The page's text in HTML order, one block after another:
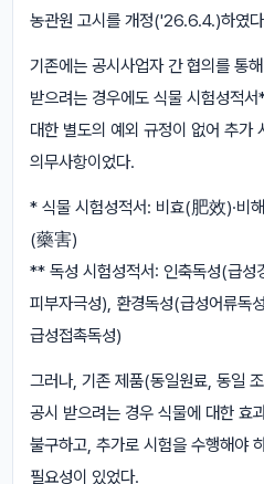
농관원 고시를 개정('26.6.4.)하였
기존에는 공시사업자 간 협의를 통
받으려는 경우에도 식물 시험성적
대한 별도의 예외 규정이 없어 추가
의무사항이었다.
* 식물 시험성적서: 비효(肥效)·비
(藥害)
** 독성 시험성적서: 인축독성(급성
피부자극성), 환경독성(급성어류독
급성접촉독성)
그러나, 기존 제품(동일원료, 동일
공시 받으려는 경우 식물에 대한 효
불구하고, 추가로 시험을 수행해야
필요성이 있었다.